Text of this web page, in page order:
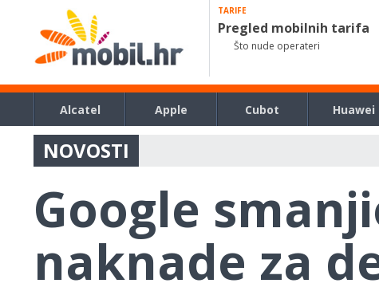
TARIFE
Pregled mobilnih tarifa
Što nude operateri
Alcatel Apple Cubot Huawei
NOVOSTI
Google
naknade za